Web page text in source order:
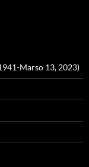
Marso 13, 2023)